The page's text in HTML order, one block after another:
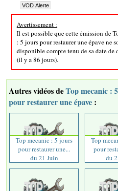
Avertissement :
Il est possible que cette émission de
: 5 jours pour restaurer une épave ne
disponible compte tenu de sa date de
(il y a 86 jours).
Autres vidéos deTop mecanic :
pour restaurer une épave :
Top mecanic : 5 jours
pour restaurer une...
du 21 Juin
Top
pour
du